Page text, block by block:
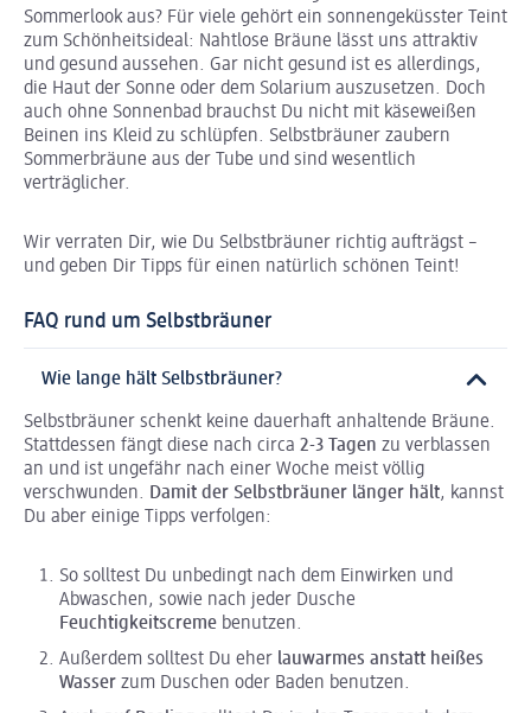
Sommerlook aus? Für viele gehört ein sonnengeküsster Teint
zum Schönheitsideal: Nahtlose Bräune lässt uns attraktiv
und gesund aussehen. Gar nicht gesund ist es allerdings,
die Haut der Sonne oder dem Solarium auszusetzen. Doch
auch ohne Sonnenbad brauchst Du nicht mit käseweißen
Beinen ins Kleid zu schlüpfen. Selbstbräuner zaubern
Sommerbräune aus der Tube und sind wesentlich
verträglicher.
Wir verraten Dir, wie Du Selbstbräuner richtig aufträgst –
und geben Dir Tipps für einen natürlich schönen Teint!
FAQ rund um Selbstbräuner
Wie lange hält Selbstbräuner?
Selbstbräuner schenkt keine dauerhaft anhaltende Bräune.
Stattdessen fängt diese nach circa 2-3 Tagen zu verblassen
an und ist ungefähr nach einer Woche meist völlig
verschwunden. Damit der Selbstbräuner länger hält, kannst
Du aber einige Tipps verfolgen:
So solltest Du unbedingt nach dem Einwirken und
Abwaschen, sowie nach jeder Dusche
Feuchtigkeitscreme benutzen.
Außerdem solltest Du eher lauwarmes anstatt heißes
Wasser zum Duschen oder Baden benutzen.